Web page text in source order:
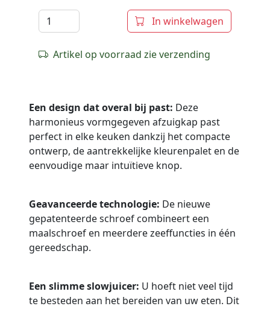
In winkelwagen
Artikel op voorraad zie verzending
Een design dat overal bij past: Deze
harmonieus vormgegeven afzuigkap past
perfect in elke keuken dankzij het compacte
ontwerp, de aantrekkelijke kleurenpalet en de
eenvoudige maar intuïtieve knop.
Geavanceerde technologie: De nieuwe
gepatenteerde schroef combineert een
maalschroef en meerdere zeeffuncties in één
gereedschap.
Een slimme slowjuicer: U hoeft niet veel tijd
te besteden aan het bereiden van uw eten. Dit